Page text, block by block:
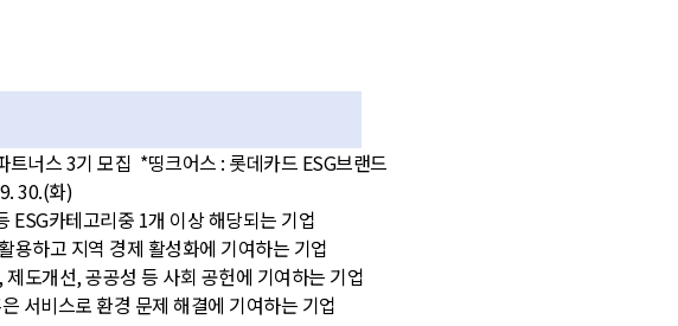
너스 3기 모집 *띵크어스 : 롯데카드 ESG브랜드
30.(화)
카테고리중 1개 이상 해당되는 기업
고 지역 경제 활성화에 기여하는 기업
개선, 공공성 등 사회 공헌에 기여하는 기업
비스로 환경 문제 해결에 기여하는 기업